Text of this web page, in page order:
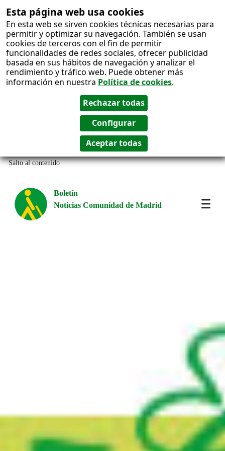
Esta página web usa cookies
En esta web se sirven cookies técnicas necesarias para
permitir y optimizar su navegación. También se usan
cookies de terceros con el fin de permitir
funcionalidades de redes sociales, ofrecer publicidad
basada en sus hábitos de navegación y analizar el
rendimiento y tráfico web. Puede obtener más
información en nuestra Política de cookies.
Salto al contenido
Boletín
Noticias Comunidad de Madrid